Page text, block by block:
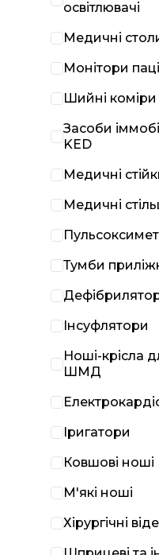
освітлювачі
Медичні
Монітори
Шийні
Засоби
KED
Медичні
Медичні
Тумби
Інсуфлятори
Ноші-крісла
ШМД
Іригатори
Ковшові ноші
М'які ноші
Хірургічні